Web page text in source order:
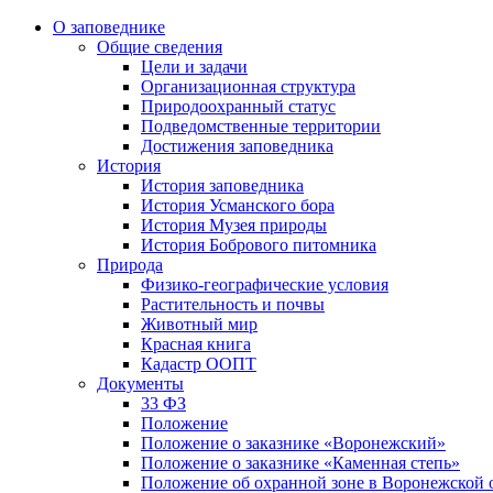
О заповеднике
Общие сведения
Цели и задачи
Организационная структура
Природоохранный статус
Подведомственные территории
Достижения заповедника
История
История заповедника
История Усманского бора
История Музея природы
История Бобрового питомника
Природа
Физико-географические условия
Растительность и почвы
Животный мир
Красная книга
Кадастр ООПТ
Документы
33 ФЗ
Положение
Положение о заказнике «Воронежский»
Положение о заказнике «Каменная степь»
Положение об охранной зоне в Воронежской